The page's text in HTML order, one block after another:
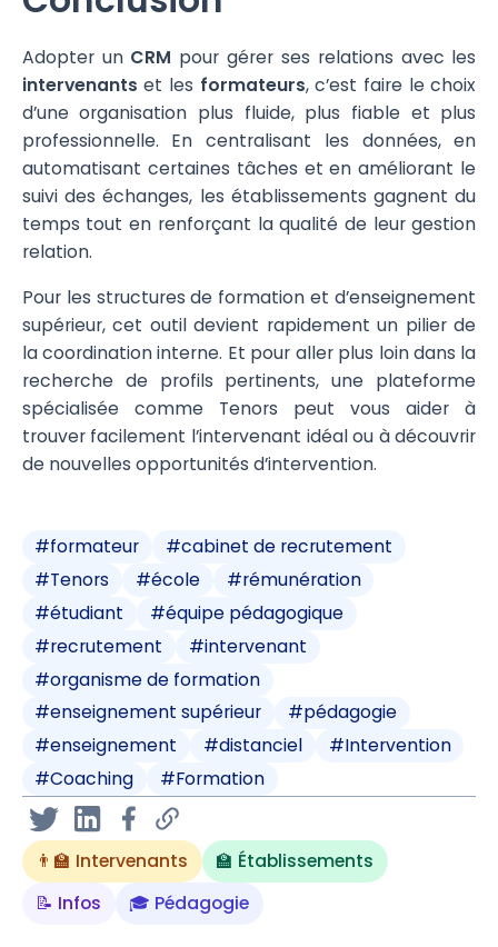
Adopter un CRM pour gérer ses relations avec les
intervenants et les formateurs, c’est faire le choix
d’une organisation plus fluide, plus fiable et plus
professionnelle. En centralisant les données, en
automatisant certaines tâches et en améliorant le
suivi des échanges, les établissements gagnent du
temps tout en renforçant la qualité de leur gestion
relation.
Pour les structures de formation et d’enseignement
supérieur, cet outil devient rapidement un pilier de
la coordination interne. Et pour aller plus loin dans la
recherche de profils pertinents, une plateforme
spécialisée comme Tenors peut vous aider à
trouver facilement l’intervenant idéal ou à découvrir
de nouvelles opportunités d’intervention.
#formateur #cabinet de recrutement
#Tenors #école #rémunération
#étudiant #équipe pédagogique
#recrutement #intervenant
#organisme de formation
#enseignement supérieur #pédagogie
#enseignement #distanciel #Intervention
#Coaching #Formation
👨‍🏫 Intervenants
🏫 Établissements
📝 Infos
🎓 Pédagogie